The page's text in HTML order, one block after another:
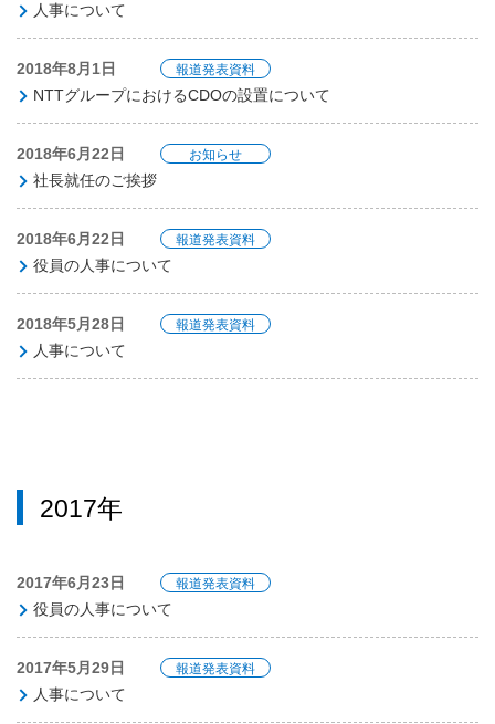
人事について
2018年8月1日 報道発表資料
NTTグループにおけるCDOの設置について
2018年6月22日 お知らせ
社長就任のご挨拶
2018年6月22日 報道発表資料
役員の人事について
2018年5月28日 報道発表資料
人事について
2017年
2017年6月23日 報道発表資料
役員の人事について
2017年5月29日 報道発表資料
人事について